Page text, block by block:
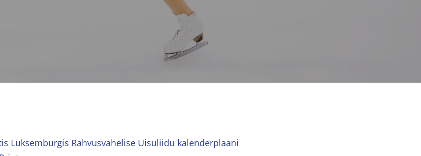
Luksemburgis Rahvusvahelise Uisuliidu kalenderplaani